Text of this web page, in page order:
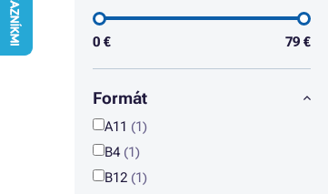
0 € 79 €
Formát
A11 (1)
B4 (1)
B12 (1)